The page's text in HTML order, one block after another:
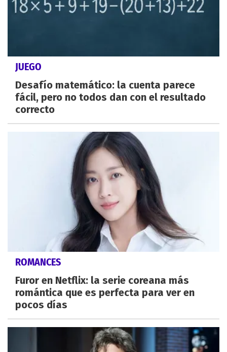
JUEGO
Desafío matemático: la cuenta parece
fácil, pero no todos dan con el resultado
correcto
ROMANCES
Furor en Netflix: la serie coreana más
romántica que es perfecta para ver en
pocos días